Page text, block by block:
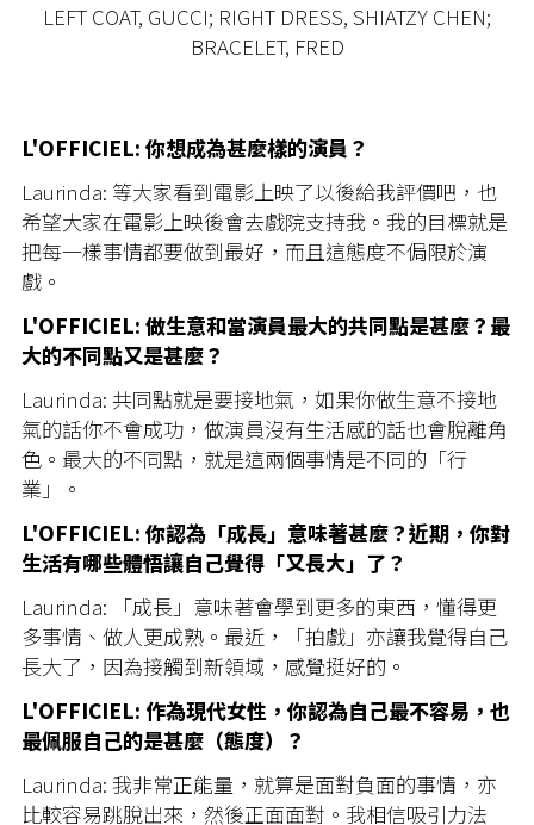
LEFT COAT, GUCCI; RIGHT DRESS, SHIATZY CHEN;
BRACELET, FRED
L'OFFICIEL: 你想成為甚麼樣的演員？
Laurinda: 等大家看到電影上映了以後給我評價吧，也
希望大家在電影上映後會去戲院支持我。我的目標就是
把每一樣事情都要做到最好，而且這態度不侷限於演
戲。
L'OFFICIEL: 做生意和當演員最大的共同點是甚麼？最
大的不同點又是甚麼？
Laurinda: 共同點就是要接地氣，如果你做生意不接地
氣的話你不會成功，做演員沒有生活感的話也會脫離角
色。最大的不同點，就是這兩個事情是不同的「行
業」。
L'OFFICIEL: 你認為「成長」意味著甚麼？近期，你對
生活有哪些體悟讓自己覺得「又長大」了？
Laurinda:
「成長」意味著會學到更多的東西，懂得更
多事情、做人更成熟。最近，「拍戲」亦讓我覺得自己
長大了，因為接觸到新領域，感覺挺好的。
L'OFFICIEL: 作為現代女性，你認為自己最不容易，也
最佩服自己的是甚麼（態度）？
Laurinda: 我非常正能量，就算是面對負面的事情，亦
比較容易跳脫出來，然後正面面對。我相信吸引力法